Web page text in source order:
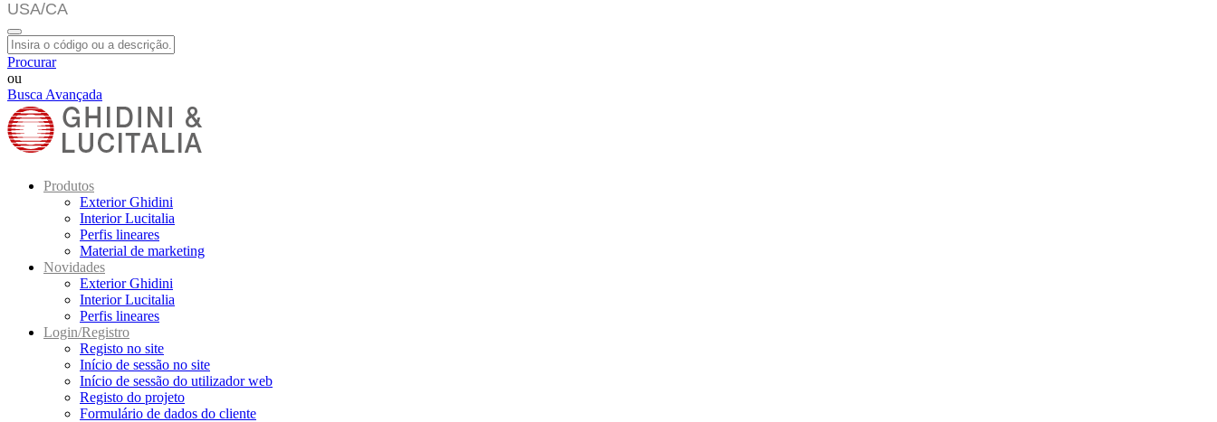
Procurar
ou
Busca Avançada
Produtos
Exterior Ghidini
Interior Lucitalia
Perfis lineares
Material de marketing
Novidades
Exterior Ghidini
Interior Lucitalia
Perfis lineares
Login/Registro
Registo no site
Início de sessão no site
Início de sessão do utilizador web
Registo do projeto
Formulário de dados do cliente